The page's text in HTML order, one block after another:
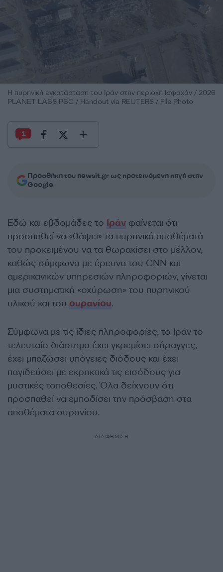
Η πυρηνική εγκατάσταση του Ιράν στην περιοχή Ισφαχάν / 2026
PLANET LABS PBC / Handout via REUTERS / File Photo
1
Προσθήκη του newsit.gr ως προτεινόμενη πηγή στην
Google
Εδώ και εβδομάδες το Ιράν φαίνεται ότι
προσπαθεί να «θάψει» τα πυρηνικά αποθέματά
του προκειμένου να τα θωρακίσει στο μέλλον,
καθώς σύμφωνα με έρευνα του CNN και
αμερικανικών υπηρεσιών πληροφοριών, γίνεται
μια συστηματική «οχύρωση» του πυρηνικού
υλικού και του ουρανίου.
Σύμφωνα με τις ίδιες πληροφορίες, το Ιράν το
τελευταίο διάστημα έχει γκρεμίσει σήραγγες,
έχει μπαζώσει υπόγειες διόδους και έχει
παγιδεύσει με εκρηκτικά τις εισόδους για
μυστικές τοποθεσίες. Όλα δείχνουν ότι
προσπαθεί να εμποδίσει την πρόσβαση στα
αποθέματα ουρανίου.
ΔΙΑΦΗΜΙΣΗ